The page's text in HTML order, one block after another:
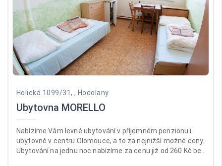
Holická 1099/31, , Hodolany
Ubytovna MORELLO
Nabízíme Vám levné ubytování v příjemném penzionu i
ubytovně v centru Olomouce, a to za nejnižší možné ceny.
Ubytování na jednu noc nabízíme za cenu již od 260 Kč bez